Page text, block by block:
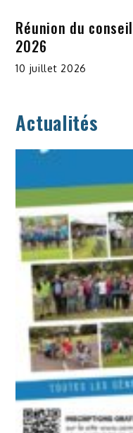
Réunion du
2026
10 juillet 2026
Actualités